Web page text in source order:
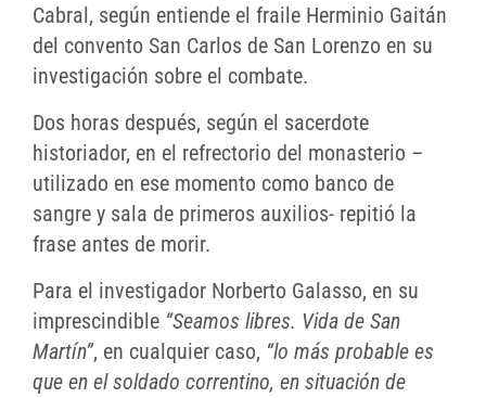
Cabral, según entiende el fraile Herminio Gaitán
del convento San Carlos de San Lorenzo en su
investigación sobre el combate.
Dos horas después, según el sacerdote
historiador, en el refrectorio del monasterio –
utilizado en ese momento como banco de
sangre y sala de primeros auxilios- repitió la
frase antes de morir.
Para el investigador Norberto Galasso, en su
imprescindible “Seamos libres. Vida de San
Martín”, en cualquier caso, “lo más probable es
que en el soldado correntino, en situación de